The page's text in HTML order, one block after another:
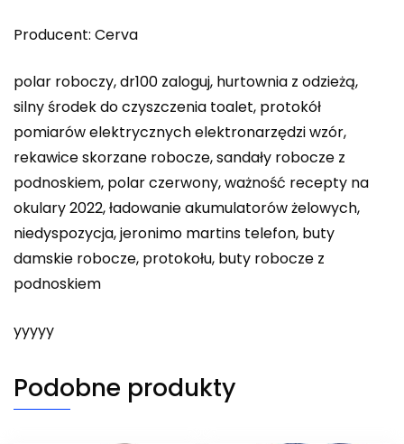
Producent: Cerva
polar roboczy, dr100 zaloguj, hurtownia z odzieżą,
silny środek do czyszczenia toalet, protokół
pomiarów elektrycznych elektronarzędzi wzór,
rekawice skorzane robocze, sandały robocze z
podnoskiem, polar czerwony, ważność recepty na
okulary 2022, ładowanie akumulatorów żelowych,
niedyspozycja, jeronimo martins telefon, buty
damskie robocze, protokołu, buty robocze z
podnoskiem
yyyyy
Podobne produkty